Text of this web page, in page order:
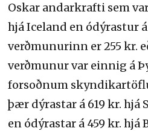
Oskar andarkrafti sem
hjá Iceland en ódýrastur
verðmunurinn er 255 kr.
verðmunur var einnig á
forsoðnum
þær dýrastar á 619 kr.
en ódýrastar á 459 kr.